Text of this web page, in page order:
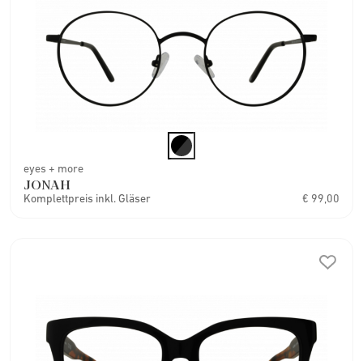
eyes + more
JONAH
Komplettpreis inkl. Gläser € 99,00